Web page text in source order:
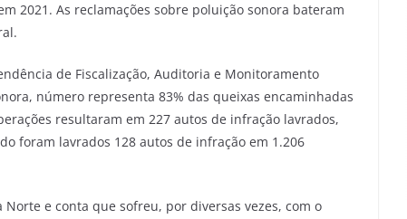
2021. As reclamações sobre poluição sonora bateram
de Fiscalização, Auditoria e Monitoramento
número representa 83% das queixas encaminhadas
resultaram em 227 autos de infração lavrados,
foram lavrados 128 autos de infração em 1.206
e conta que sofreu, por diversas vezes, com o